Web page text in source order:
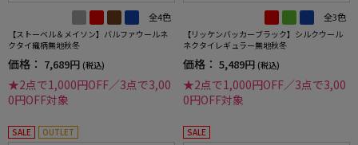
全4色
【ストーベル＆メイソン】バルファウールネ
クタイ織柄無地秋冬
価格： 7,689円 (税込)
★2点で1,000円OFF／3点で3,00
0円OFF対象
全3色
【リッケンバッカーブラック】シルクウール
ネクタイレギュラー無地秋冬
価格： 5,489円 (税込)
★2点で1,000円OFF／3点で3,00
0円OFF対象
SALE OUTLET SALE